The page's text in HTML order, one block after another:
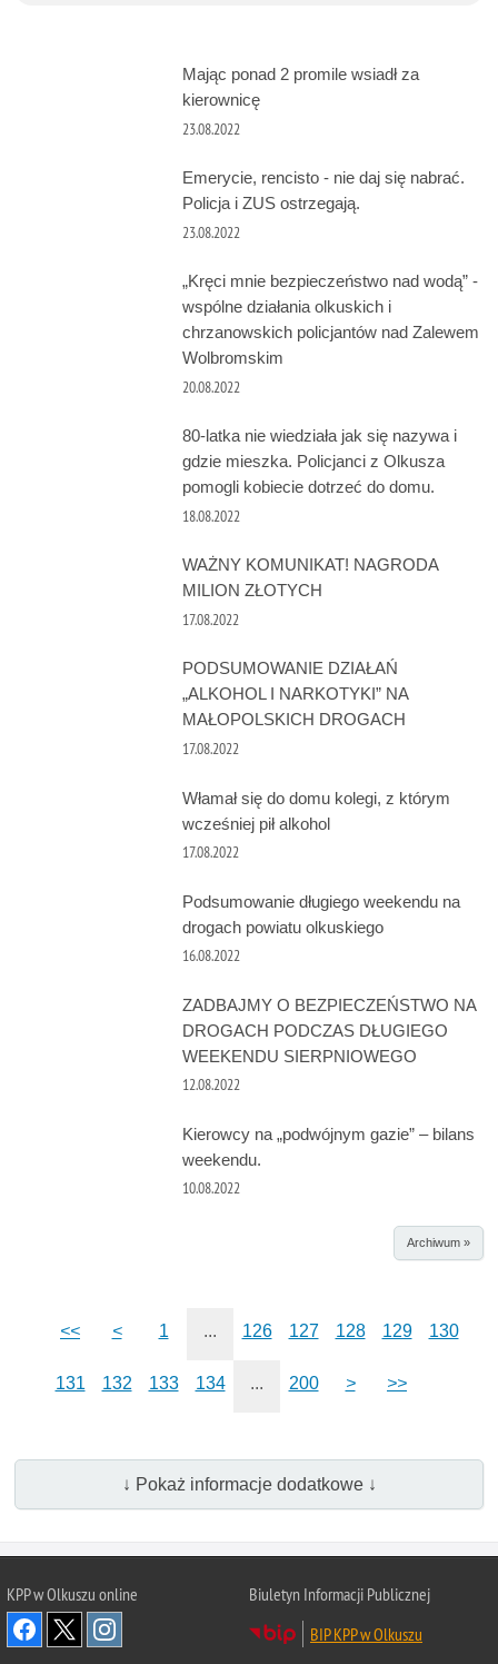
Mając ponad 2 promile wsiadł za
kierownicę
23.08.2022
Emerycie, rencisto - nie daj się nabrać.
Policja i ZUS ostrzegają.
23.08.2022
„Kręci mnie bezpieczeństwo nad wodą” -
wspólne działania olkuskich i
chrzanowskich policjantów nad Zalewem
Wolbromskim
20.08.2022
80-latka nie wiedziała jak się nazywa i
gdzie mieszka. Policjanci z Olkusza
pomogli kobiecie dotrzeć do domu.
18.08.2022
WAŻNY KOMUNIKAT! NAGRODA
MILION ZŁOTYCH
17.08.2022
PODSUMOWANIE DZIAŁAŃ
„ALKOHOL I NARKOTYKI” NA
MAŁOPOLSKICH DROGACH
17.08.2022
Włamał się do domu kolegi, z którym
wcześniej pił alkohol
17.08.2022
Podsumowanie długiego weekendu na
drogach powiatu olkuskiego
16.08.2022
ZADBAJMY O BEZPIECZEŃSTWO NA
DROGACH PODCZAS DŁUGIEGO
WEEKENDU SIERPNIOWEGO
12.08.2022
Kierowcy na „podwójnym gazie” – bilans
weekendu.
10.08.2022
Archiwum »
<< < 1 ... 126 127 128 129 130
131 132 133 134 ... 200 > >>
↓ Pokaż informacje dodatkowe ↓
KPP w Olkuszu online
Biuletyn Informacji Publicznej
BIP KPP w Olkuszu